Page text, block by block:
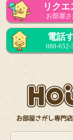
リクエ
お部屋さ
電話
088-652-